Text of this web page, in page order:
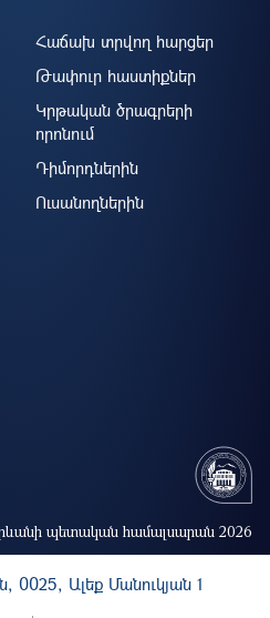
Հաճախ տրվող հարցեր
Թափուր հաստիքներ
Կրթական ծրագրերի
որոնում
Դիմորդներին
Ուսանողներին
պետական համալսարան 2026
0025, Ալեք Մանուկյան 1